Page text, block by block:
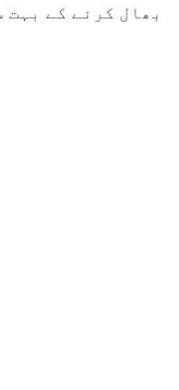
بھال کرنے کے بہت